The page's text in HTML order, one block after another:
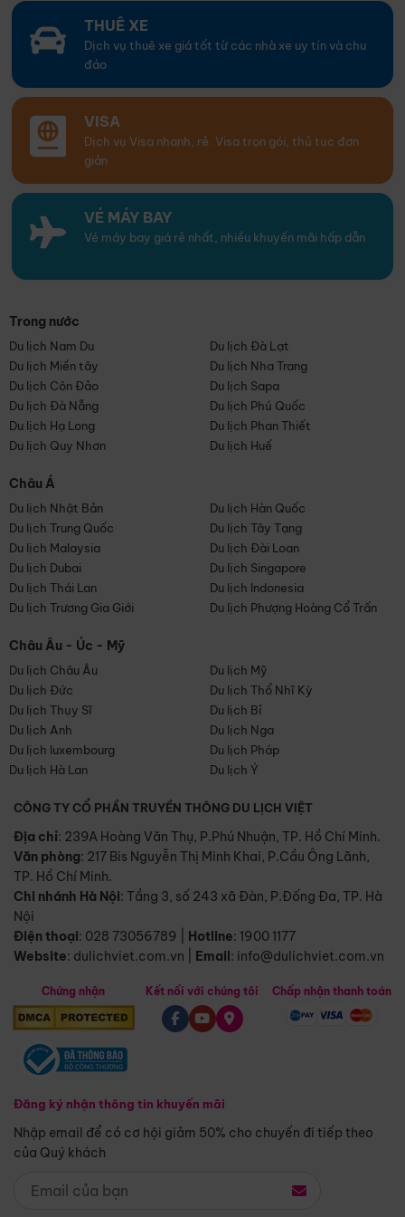
THUÊ XE
Dịch vụ thuê xe giá tốt từ các nhà xe uy tín và chu
đáo
VISA
Dịch vụ Visa nhanh, rẻ. Visa trọn gói, thủ tục đơn
giản
VÉ MÁY BAY
Vé máy bay giá rẻ nhất, nhiều khuyến mãi hấp dẫn
Trong nước
Du lịch Nam Du
Du lịch Đà Lạt
Du lịch Miền tây
Du lịch Nha Trang
Du lịch Côn Đảo
Du lịch Sapa
Du lịch Đà Nẵng
Du lịch Phú Quốc
Du lịch Hạ Long
Du lịch Phan Thiết
Du lịch Quy Nhơn
Du lịch Huế
Châu Á
Du lịch Nhật Bản
Du lịch Hàn Quốc
Du lịch Trung Quốc
Du lịch Tây Tạng
Du lịch Malaysia
Du lịch Đài Loan
Du lịch Dubai
Du lịch Singapore
Du lịch Thái Lan
Du lịch Indonesia
Du lịch Trương Gia Giới
Du lịch Phượng Hoàng Cổ Trấn
Châu Âu - Úc - Mỹ
Du lịch Châu Âu
Du lịch Mỹ
Du lịch Đức
Du lịch Thổ Nhĩ Kỳ
Du lịch Thụy Sĩ
Du lịch Bỉ
Du lịch Anh
Du lịch Nga
Du lịch luxembourg
Du lịch Pháp
Du lịch Hà Lan
Du lịch Ý
CÔNG TY CỔ PHẦN TRUYỀN THÔNG DU LỊCH VIỆT
Địa chỉ: 239A Hoàng Văn Thụ, P.Phú Nhuận, TP. Hồ Chí Minh.
Văn phòng: 217 Bis Nguyễn Thị Minh Khai, P.Cầu Ông Lãnh,
TP. Hồ Chí Minh.
Chi nhánh Hà Nội: Tầng 3, số 243 xã Đàn, P.Đống Đa, TP. Hà
Nội
Điện thoại: 028 73056789 Hotline: 1900 1177
Website: dulichviet.com.vn Email: info@dulichviet.com.vn
Chứng nhận
Đăng ký nhận thông tin khuyến mãi
Nhập email để có cơ hội giảm 50% cho chuyến đi tiếp theo
của Quý khách
Kết nối với chúng tôi Chấp nhận thanh toán